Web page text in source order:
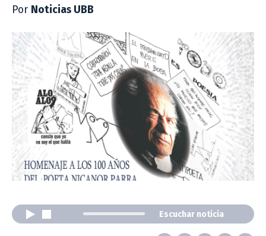
Por Noticias UBB
Escuchar noticia